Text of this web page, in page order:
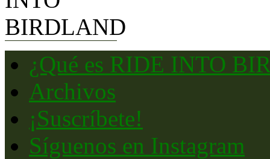
¿Qué es RIDE INTO
Archivos
¡Suscríbete!
Síguenos en Instagram